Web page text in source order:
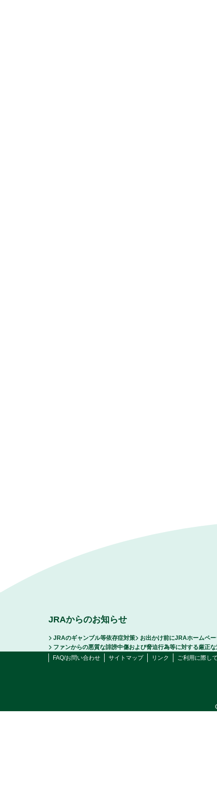
JRAからのお知らせ
JRAのギャンブル等依存症対策
お出かけ前にJRAホームペ
ファンからの悪質な誹謗中傷および脅迫行為等に対する厳正
FAQ/お問い合わせ
サイトマップ リンク ご利用に際し